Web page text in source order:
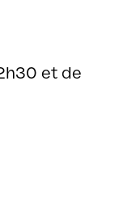
et de